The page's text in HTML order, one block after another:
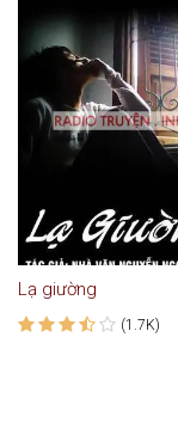
Lạ giường
(1.7K)